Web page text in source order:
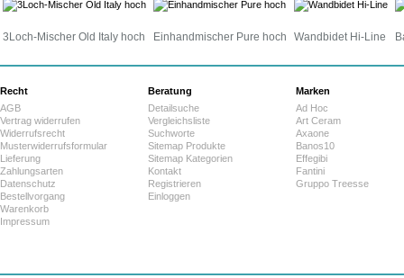
3Loch-Mischer Old Italy hoch Einhandmischer Pure hoch Wandbidet Hi-Line
Recht
AGB
Vertrag widerrufen
Widerrufsrecht
Musterwiderrufsformular
Lieferung
Zahlungsarten
Datenschutz
Bestellvorgang
Warenkorb
Impressum
Beratung
Detailsuche
Vergleichsliste
Suchworte
Sitemap Produkte
Sitemap Kategorien
Kontakt
Registrieren
Einloggen
Marken
Ad Hoc
Art Ceram
Axaone
Banos10
Effegibi
Fantini
Gruppo Treesse